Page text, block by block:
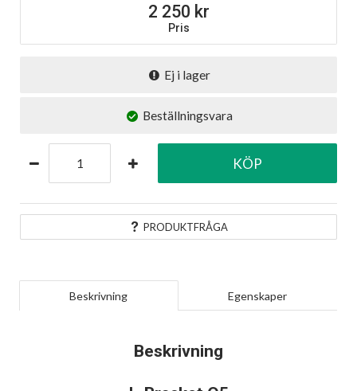
Pris
2 250
Ej i lager
Beställningsvara
PRODUKTFRÅGA
KÖP
Beskrivning Egenskaper
Beskrivning